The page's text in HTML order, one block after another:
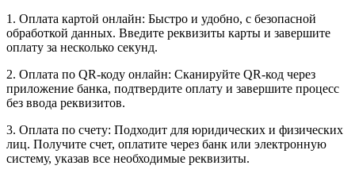
1. Оплата картой онлайн: Быстро и удобно, с безопасной
обработкой данных. Введите реквизиты карты и завершите
оплату за несколько секунд.
2. Оплата по QR-коду онлайн: Сканируйте QR-код через
приложение банка, подтвердите оплату и завершите процесс
без ввода реквизитов.
3. Оплата по счету: Подходит для юридических и физических
лиц. Получите счет, оплатите через банк или электронную
систему, указав все необходимые реквизиты.